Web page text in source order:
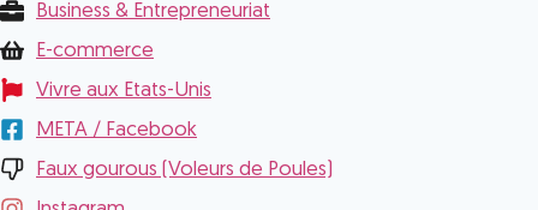
Business & Entrepreneuriat
E-commerce
Vivre aux Etats-Unis
META / Facebook
Faux gourous (Voleurs de Poules)